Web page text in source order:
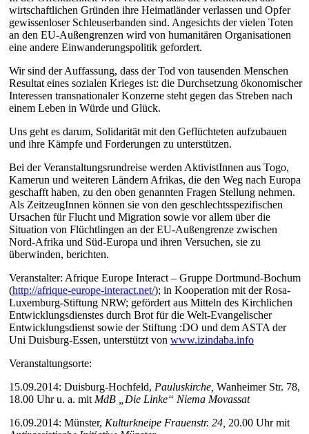
wirtschaftlichen Gründen ihre Heimatländer verlassen und Opfer
gewissenloser Schleuserbanden sind. Angesichts der vielen Toten
an den EU-Außengrenzen wird von humanitären Organisationen
eine andere Einwanderungspolitik gefordert.
Wir sind der Auffassung, dass der Tod von tausenden Menschen
Resultat eines sozialen Krieges ist: die Durchsetzung ökonomischer
Interessen transnationaler Konzerne steht gegen das Streben nach
einem Leben in Würde und Glück.
Uns geht es darum, Solidarität mit den Geflüchteten aufzubauen
und ihre Kämpfe und Forderungen zu unterstützen.
Bei der Veranstaltungsrundreise werden AktivistInnen aus Togo,
Kamerun und weiteren Ländern Afrikas, die den Weg nach Europa
geschafft haben, zu den oben genannten Fragen Stellung nehmen.
Als ZeitzeugInnen können sie von den geschlechtsspezifischen
Ursachen für Flucht und Migration sowie vor allem über die
Situation von Flüchtlingen an der EU-Außengrenze zwischen
Nord-Afrika und Süd-Europa und ihren Versuchen, sie zu
überwinden, berichten.
Veranstalter: Afrique Europe Interact – Gruppe Dortmund-Bochum
(http://afrique-europe-interact.net/); in Kooperation mit der Rosa-
Luxemburg-Stiftung NRW; gefördert aus Mitteln des Kirchlichen
Entwicklungsdienstes durch Brot für die Welt-Evangelischer
Entwicklungsdienst sowie der Stiftung :DO und dem ASTA der
Uni Duisburg-Essen, unterstützt von www.izindaba.info
Veranstaltungsorte:
15.09.2014: Duisburg-Hochfeld, Pauluskirche, Wanheimer Str. 78,
18.00 Uhr u. a. mit MdB „Die Linke“ Niema Movassat
16.09.2014: Münster, Kulturkneipe Frauenstr. 24, 20.00 Uhr mit